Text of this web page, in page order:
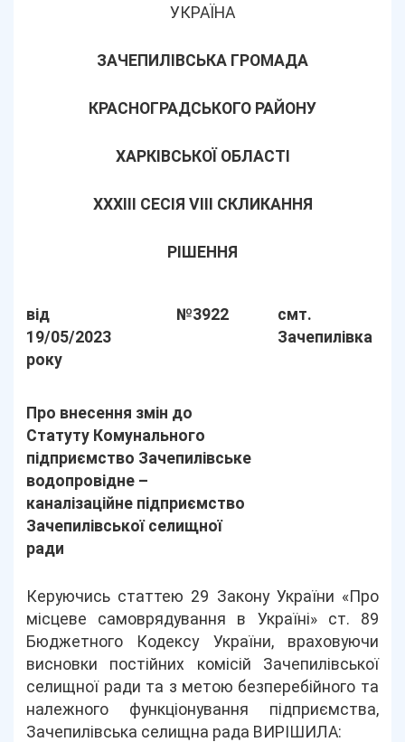
УКРАЇНА
ЗАЧЕПИЛІВСЬКА ГРОМАДА
КРАСНОГРАДСЬКОГО РАЙОНУ
ХАРКІВСЬКОЇ ОБЛАСТІ
ХХХІІІ СЕСІЯ VIII СКЛИКАННЯ
РІШЕННЯ
від
19/05/2023
року
№3922
смт.
Зачепилівка
Про внесення змін до
Статуту Комунального
підприємство Зачепилівське
водопровідне –
каналізаційне підприємство
Зачепилівської селищної
ради
Керуючись статтею 29 Закону України «Про
місцеве самоврядування в Україні» ст. 89
Бюджетного Кодексу України, враховуючи
висновки постійних комісій Зачепилівської
селищної ради та з метою безперебійного та
належного функціонування підприємства,
Зачепилівська селищна рада ВИРІШИЛА: